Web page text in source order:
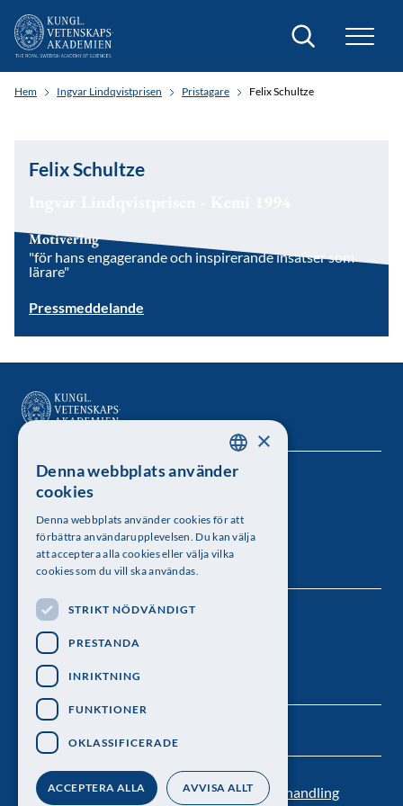
Sök
Hem Ingvar Lindqvistprisen Pristagare Felix Schultze
Felix Schultze
Motivering
"för hans engagerande och inspirerande insatser som
lärare"
Pressmeddelande
Kungl. Vetenskapsakademien
Besöksadress: Lilla Frescativägen 4A
Telefon: 08-673 95 00
Kontakt Nyhetsbrev Personuppgiftsbehandling
Följ oss
SWEDISH
×
Denna webbplats använder
cookies
Denna webbplats använder cookies för att
förbättra användarupplevelsen. Du kan välja
att acceptera alla cookies eller välja vilka
cookies som du vill ska användas.
STRIKT NÖDVÄNDIGT
PRESTANDA
INRIKTNING
FUNKTIONER
OKLASSIFICERADE
ACCEPTERA ALLA AVVISA ALLT